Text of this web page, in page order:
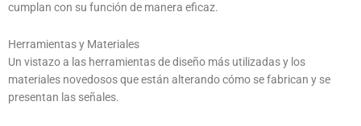
cumplan con su función de manera eficaz.
Herramientas y Materiales
Un vistazo a las herramientas de diseño más utilizadas y los
materiales novedosos que están alterando cómo se fabrican y se
presentan las señales.